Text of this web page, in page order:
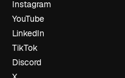
Instagram
YouTube
LinkedIn
TikTok
Discord